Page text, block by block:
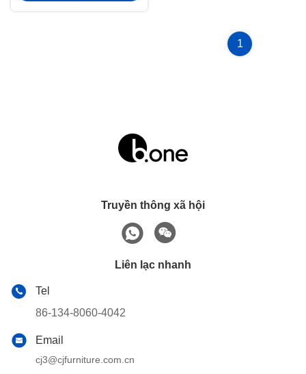
1
Truyền thông xã hội
Liên lạc nhanh
Tel
86-134-8060-4042
Email
cj3@cjfurniture.com.cn